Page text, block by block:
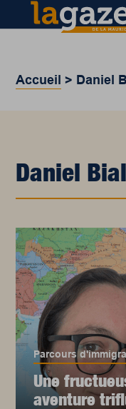
Accueil > Daniel
Daniel Bial
Parcours
Une
aventure